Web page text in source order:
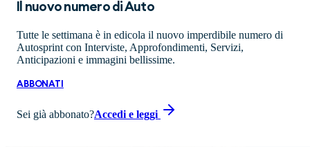
Il nuovo numero diAuto
Tutte le settimana è in edicola il nuovo imperdibile numero di
Autosprint con Interviste, Approfondimenti, Servizi,
Anticipazioni e immagini bellissime.
ABBONATI
Sei già abbonato?Accedi e leggi